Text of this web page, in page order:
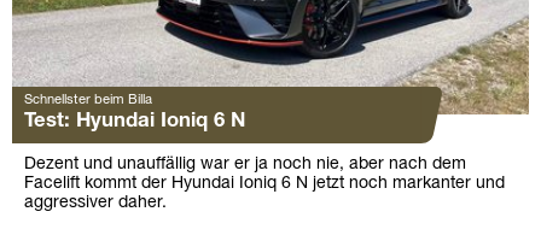
Schnellster beim Billa
Test: Hyundai Ioniq 6 N
Dezent und unauffällig war er ja noch nie, aber nach dem
Facelift kommt der Hyundai Ioniq 6 N jetzt noch markanter und
aggressiver daher.